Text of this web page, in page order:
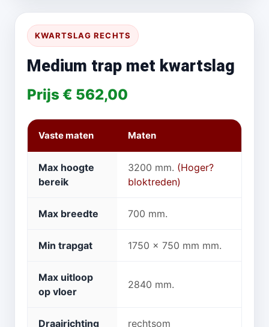
KWARTSLAG RECHTS
Medium trap met kwartslag
Prijs € 562,00
Vaste maten Maten
Max hoogte
bereik
3200 mm. (Hoger?
bloktreden)
Max breedte 700 mm.
Min trapgat 1750 x 750 mm mm.
Max uitloop
op vloer
2840 mm.
Draairichting rechtsom